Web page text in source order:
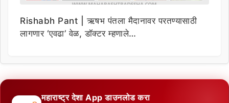
Rishabh Pant | ऋषभ पंतला मैदानावर परतण्यासाठी
लागणार ‘एवढा’ वेळ, डॉक्टर म्हणाले…
महाराष्ट्र देशा App डाउनलोड करा